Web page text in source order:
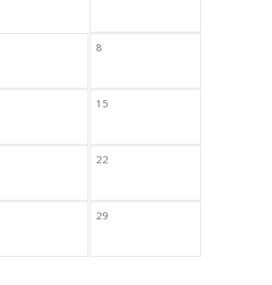
8
15
22
29